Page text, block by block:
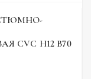
CVC Н12 B70